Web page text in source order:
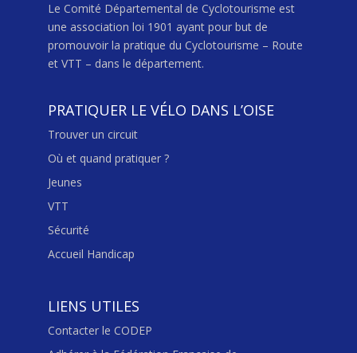
Le Comité Départemental de Cyclotourisme est
une association loi 1901 ayant pour but de
promouvoir la pratique du Cyclotourisme – Route
et VTT – dans le département.
PRATIQUER LE VÉLO DANS L’OISE
Trouver un circuit
Où et quand pratiquer ?
Jeunes
VTT
Sécurité
Accueil Handicap
LIENS UTILES
Contacter le CODEP